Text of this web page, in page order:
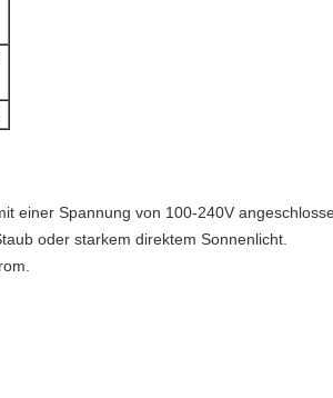
einer Spannung von 100-240V
oder starkem direktem Sonnenlicht.